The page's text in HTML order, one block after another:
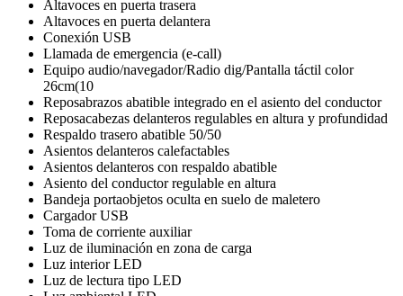
Altavoces en puerta trasera
Altavoces en puerta delantera
Conexión USB
Llamada de emergencia (e-call)
Equipo audio/navegador/Radio dig/Pantalla táctil color
26cm(10
Reposabrazos abatible integrado en el asiento del conductor
Reposacabezas delanteros regulables en altura y profundidad
Respaldo trasero abatible 50/50
Asientos delanteros calefactables
Asientos delanteros con respaldo abatible
Asiento del conductor regulable en altura
Bandeja portaobjetos oculta en suelo de maletero
Cargador USB
Toma de corriente auxiliar
Luz de iluminación en zona de carga
Luz interior LED
Luz de lectura tipo LED